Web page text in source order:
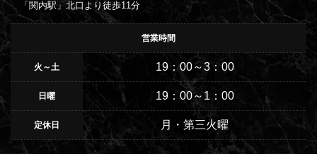
「関内駅」北口より徒歩11分
営業時間
火～土 19：00～3：00
日曜 19：00～1：00
定休日 月・第三火曜